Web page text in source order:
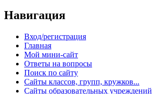
Навигация
Вход/регистрация
Главная
Мой мини-сайт
Ответы на вопросы
Поиск по сайту
Сайты классов, групп, кружков...
Сайты образовательных учреждений